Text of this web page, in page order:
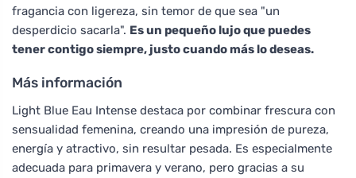
fragancia con ligereza, sin temor de que sea "un
desperdicio sacarla". Es un pequeño lujo que puedes
tener contigo siempre, justo cuando más lo deseas.
Más información
Light Blue Eau Intense destaca por combinar frescura con
sensualidad femenina, creando una impresión de pureza,
energía y atractivo, sin resultar pesada. Es especialmente
adecuada para primavera y verano, pero gracias a su